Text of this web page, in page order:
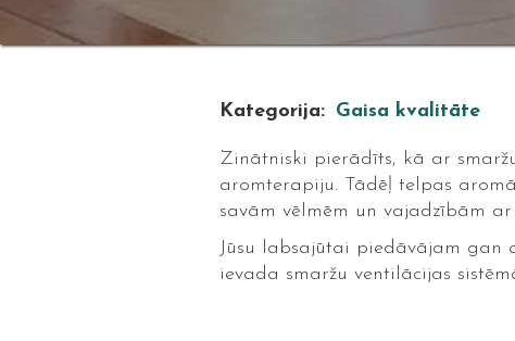
Kategorija: Gaisa kvalitāte
Zinātniski pierādīts, kā ar
aromterapiju. Tādēļ telpas
savām vēlmēm un vajadzībām
Jūsu labsajūtai piedāvājam
ievada smaržu ventilācijas